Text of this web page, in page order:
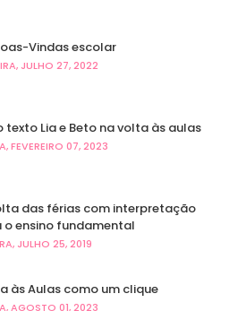
Vindas escolar
JULHO 27, 2022
texto Lia e Beto na volta às aulas
FEVEREIRO 07, 2023
das férias com interpretação
ensino fundamental
JULHO 25, 2019
às Aulas como um clique
AGOSTO 01, 2023